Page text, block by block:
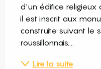
d'un édifice religieux
il est inscrit aux
construite suivant le
roussillonnais....
Lire la suite